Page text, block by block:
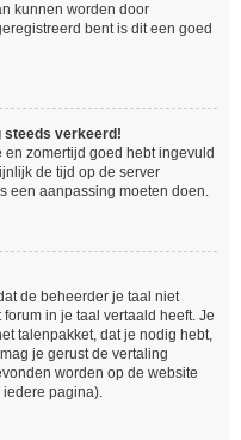
kunnen worden door
bent is dit een goed
steeds verkeerd!
zomertijd goed hebt ingevuld
de tijd op de server
een aanpassing moeten doen.
de beheerder je taal niet
in je taal vertaald heeft. Je
talenpakket, dat je nodig hebt,
je gerust de vertaling
worden op de website
iedere pagina).